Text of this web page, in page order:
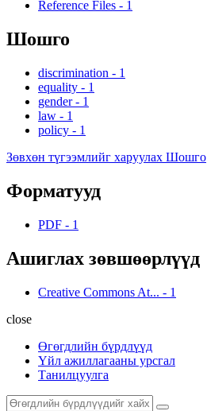
Reference Files - 1
Шошго
discrimination - 1
equality - 1
gender - 1
law - 1
policy - 1
Зөвхөн түгээмлийг харуулах Шошго
Форматууд
PDF - 1
Ашиглах зөвшөөрлүүд
Creative Commons At... - 1
close
Өгөгдлийн бүрдлүүд
Үйл ажиллагааны урсгал
Танилцуулга